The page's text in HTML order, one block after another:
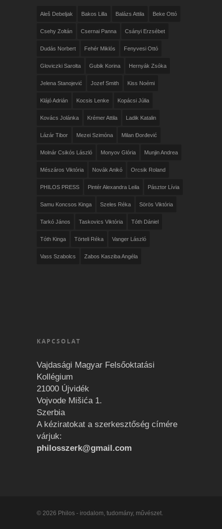
Aleš Debeljak Bakos Lilla Balázs Attila Beke Ottó
Csehy Zoltán Csernai Panna Csányi Erzsébet
Dudás Norbert Fehér Miklós Fenyvesi Ottó
Gloviczki Sarolta Gubik Korina Hernyák Zsóka
Jelena Stanojević Jozef Smith Kiss Noémi
Klájó Adrián Kocsis Lenke Kopácsi Júlia
Kovács Jolánka Krémer Attila Ladik Katalin
Lázár Tibor Mezei Szimóna Milan Đorđević
Molnár Csikós László Monyov Glória Munjin Andrea
Mészáros Viktória Novák Anikó Orcsik Roland
PHILOS PRESS Pintér Alexandra Leila Pásztor Lívia
Samu Koncsos Kinga Szeles Réka Sörös Viktória
Tarkó János Taskovics Viktória Tóth Dániel
Tóth Kinga Törteli Réka Vanger László
Vass Szabolcs Zabos Kasziba Angéla
KAPCSOLAT
Vajdasági Magyar Felsőoktatási
Kollégium
21000 Újvidék
Vojvode Mišića 1.
Szerbia
A kéziratokat a szerkesztőség címére
várjuk:
philosszerk@gmail.com
© 2026 Philos - irodalom, tudomány, művészet.